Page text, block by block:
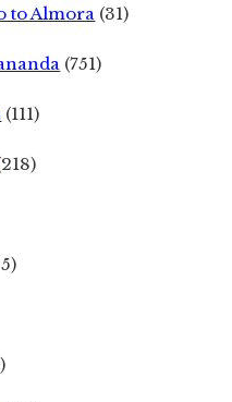
to Almora (31)
(751)
(111)